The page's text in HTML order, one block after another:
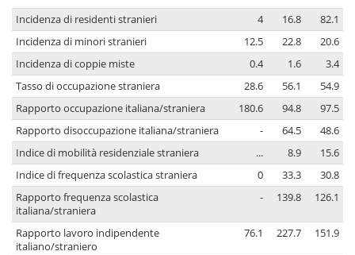
Incidenza di residenti stranieri 4 16.8
82.1
Incidenza di minori stranieri
12.5 22.8
20.6
Incidenza di coppie miste
0.4 1.6
3.4
Tasso di occupazione straniera
28.6 56.1
54.9
Rapporto occupazione italiana/straniera
180.6 94.8
97.5
Rapporto disoccupazione italiana/straniera
- 64.5
48.6
Indice di mobilità residenziale straniera
... 8.9
15.6
Indice di frequenza scolastica straniera
0 33.3
30.8
Rapporto frequenza scolastica
italiana/straniera
- 139.8 126.1
Rapporto lavoro indipendente
italiano/straniero
76.1 227.7 151.9